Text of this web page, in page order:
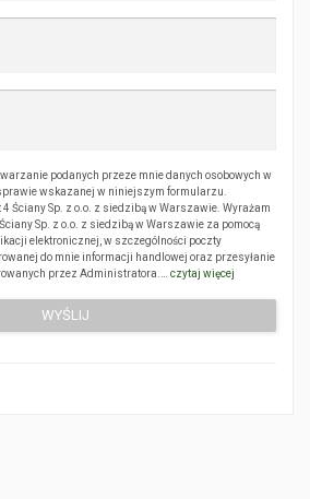
podanych przeze mnie danych osobowych w
wskazanej w niniejszym formularzu.
Ściany Sp. z o.o. z siedzibą w Warszawie. Wyrażam
Sp. z o.o. z siedzibą w Warszawie za pomocą
elektronicznej, w szczególności poczty
do mnie informacji handlowej oraz przesyłanie
przez Administratora.… czytaj więcej